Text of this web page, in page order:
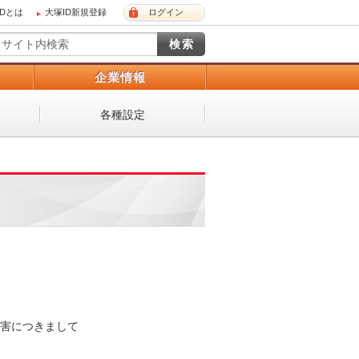
とは 大塚ID新規登録 ログイン
企業情報
各種設定